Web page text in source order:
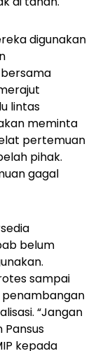
digunakan
lintas
meminta
pertemuan
pihak.
gagal
belum
sampai
penambangan
“Jangan
kepada